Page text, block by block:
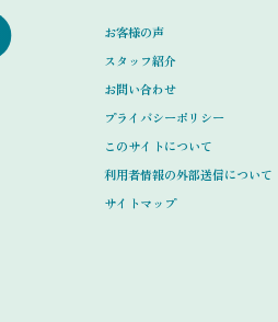
お客様の声
スタッフ紹介
お問い合わせ
プライバシーポリシー
このサイトについて
利用者情報の外部送信について
サイトマップ